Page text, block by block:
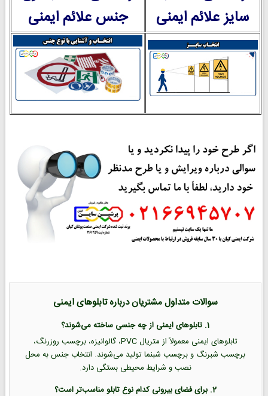
سایز علائم ایمنی
جنس علائم ایمنی
سوالات متداول مشتریان درباره تابلوهای ایمنی
1. تابلوهای ایمنی از چه جنسی ساخته می‌شوند؟
تابلوهای ایمنی معمولاً از متریال PVC، گالوانیزه، برچسب روزرنگ،
برچسب شبرنگ و برچسب شبنما تولید می‌شوند. انتخاب جنس به محل
نصب و شرایط محیطی بستگی دارد.
2. برای فضای بیرونی کدام نوع تابلو مناسب‌تر است؟